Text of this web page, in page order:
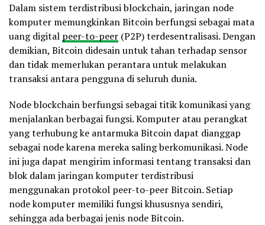
Dalam sistem terdistribusi blockchain, jaringan node
komputer memungkinkan Bitcoin berfungsi sebagai mata
uang digital peer-to-peer (P2P) terdesentralisasi. Dengan
demikian, Bitcoin didesain untuk tahan terhadap sensor
dan tidak memerlukan perantara untuk melakukan
transaksi antara pengguna di seluruh dunia.
Node blockchain berfungsi sebagai titik komunikasi yang
menjalankan berbagai fungsi. Komputer atau perangkat
yang terhubung ke antarmuka Bitcoin dapat dianggap
sebagai node karena mereka saling berkomunikasi. Node
ini juga dapat mengirim informasi tentang transaksi dan
blok dalam jaringan komputer terdistribusi
menggunakan protokol peer-to-peer Bitcoin. Setiap
node komputer memiliki fungsi khususnya sendiri,
sehingga ada berbagai jenis node Bitcoin.